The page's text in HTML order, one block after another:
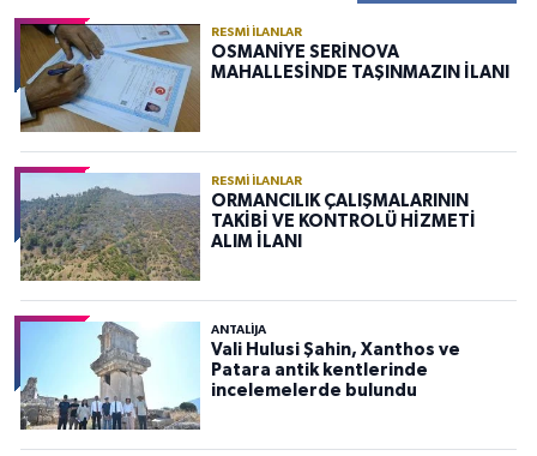
RESMI İLANLAR
OSMANİYE SERİNOVA
MAHALLESİNDE TAŞINMAZIN İLANI
RESMI İLANLAR
ORMANCILIK ÇALIŞMALARININ
TAKİBİ VE KONTROLÜ HİZMETİ
ALIM İLANI
ANTALIJA
Vali Hulusi Şahin, Xanthos ve
Patara antik kentlerinde
incelemelerde bulundu